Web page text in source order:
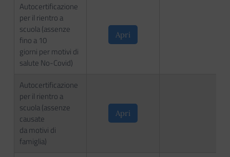
Autocertificazione
per il rientro a
scuola (assenze
fino a 10
giorni per motivi di
salute No-Covid)
Apri
Autocertificazione
per il rientro a
scuola (assenze
causate
da motivi di
famiglia)
Apri